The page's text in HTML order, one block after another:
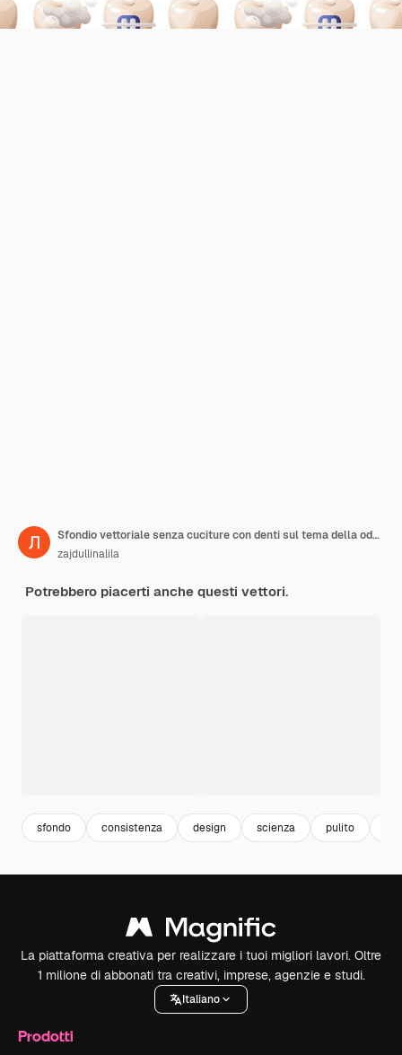
Sfondio vettoriale senza cuciture con denti sul tema della odontoiatria, del trattamento dentale e della cura orale
zajdullinalila
Potrebbero piacerti anche questi vettori.
sfondo consistenza design scienza pulito
La piattaforma creativa per realizzare i tuoi migliori lavori. Oltre
1 milione di abbonati tra creativi, imprese, agenzie e studi.
Italiano
Prodotti